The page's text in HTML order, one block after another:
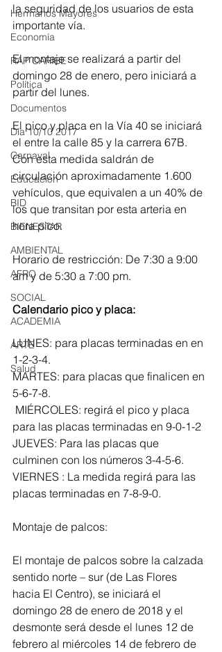
Hermanos Mayores
Economía
RAP CARIBE
Política
Documentos
Día 10/10 2017
Carnaval
Educación
BID
BIENESTAR
AMBIENTAL
AFRO
SOCIAL
ACADEMIA
ARTE
Salud
la seguridad de los usuarios de esta
importante vía.
El montaje se realizará a partir del
domingo 28 de enero, pero iniciará a
partir del lunes.
El pico y placa en la Vía 40 se iniciará
el entre la calle 85 y la carrera 67B.
Con esta medida saldrán de
circulación aproximadamente 1.600
vehículos, que equivalen a un 40% de
los que transitan por esta arteria en
hora pico.
Horario de restricción: De 7:30 a 9:00
am y de 5:30 a 7:00 pm.
Calendario pico y placa:
LUNES: para placas terminadas en en
1-2-3-4.
MARTES: para placas que finalicen en
5-6-7-8.
MIÉRCOLES: regirá el pico y placa
para las placas terminadas en 9-0-1-2
JUEVES: Para las placas que
culminen con los números 3-4-5-6.
VIERNES : La medida regirá para las
placas terminadas en 7-8-9-0.
Montaje de palcos:
El montaje de palcos sobre la calzada
sentido norte – sur (de Las Flores
hacia El Centro), se iniciará el
domingo 28 de enero de 2018 y el
desmonte será desde el lunes 12 de
febrero al miércoles 14 de febrero de